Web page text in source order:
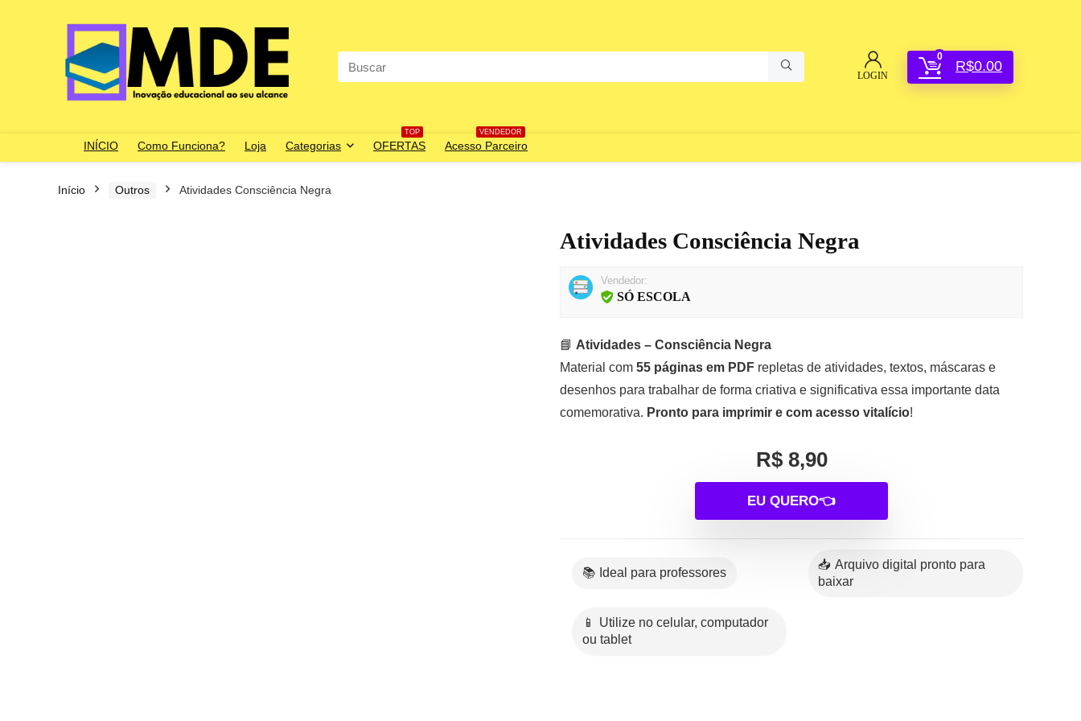
Search
for:
LOGIN
0
R$0.00
INÍCIO Como Funciona? Loja Categorias
TOP
OFERTAS
VENDEDOR
Acesso Parceiro
Início Outros Atividades Consciência Negra
Atividades Consciência Negra
Vendedor:
SÓ ESCOLA
📘 Atividades – Consciência Negra
Material com 55 páginas em PDF repletas de atividades, textos, máscaras e
desenhos para trabalhar de forma criativa e significativa essa importante data
comemorativa. Pronto para imprimir e com acesso vitalício!
R$ 8,90
EU QUERO👈
📚 Ideal para professores
📥 Arquivo digital pronto para
baixar
📱 Utilize no celular, computador
ou tablet